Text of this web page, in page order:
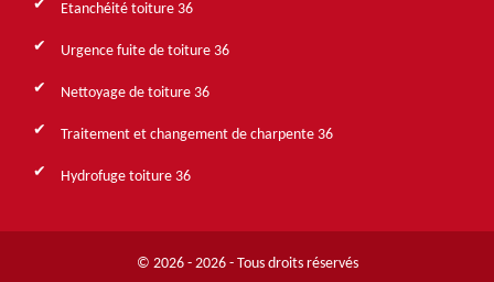
Etanchéité toiture 36
Urgence fuite de toiture 36
Nettoyage de toiture 36
Traitement et changement de charpente 36
Hydrofuge toiture 36
© 2026 - 2026 - Tous droits réservés